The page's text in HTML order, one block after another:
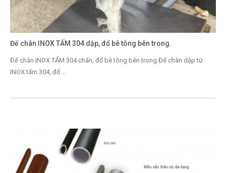
Đế chân INOX TẤM 304 dập, đổ bê tông bên trong.
Đế chân INOX TẤM 304 chấn, đổ bê tông bên trong.Đế chân dập từ
INOX tấm 304, đổ ...